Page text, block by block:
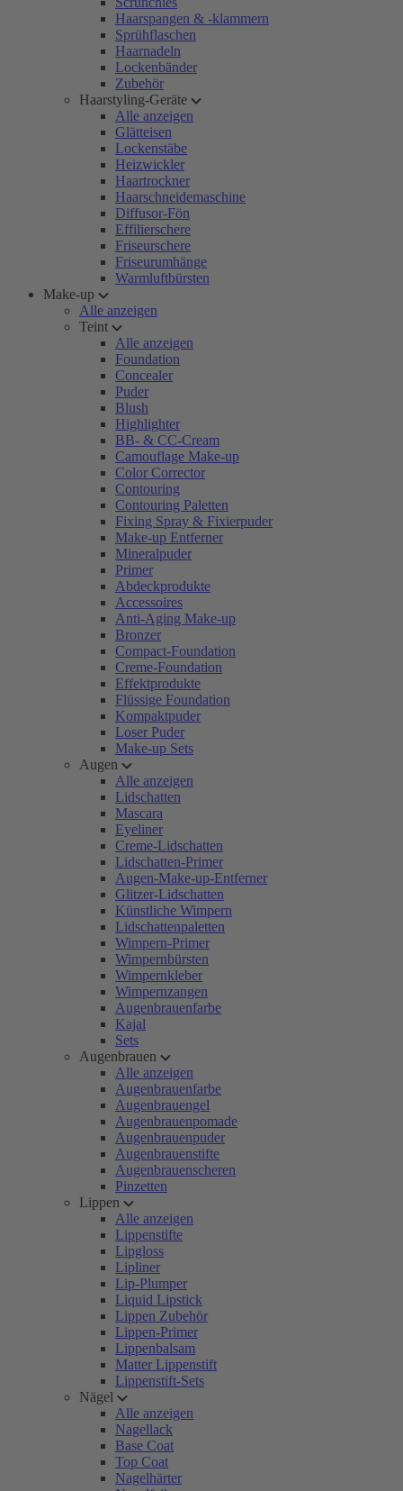
Haarspangen & -klammern
Sprühflaschen
Haarnadeln
Lockenbänder
Zubehör
Haarstyling-Geräte
Alle anzeigen
Glätteisen
Lockenstäbe
Heizwickler
Haartrockner
Haarschneidemaschine
Diffusor-Fön
Effilierschere
Friseurschere
Friseurumhänge
Warmluftbürsten
Make-up
Alle anzeigen
Teint
Alle anzeigen
Foundation
Concealer
Puder
Blush
Highlighter
BB- & CC-Cream
Camouflage Make-up
Color Corrector
Contouring
Contouring Paletten
Fixing Spray & Fixierpuder
Make-up Entferner
Mineralpuder
Primer
Abdeckprodukte
Accessoires
Anti-Aging Make-up
Bronzer
Compact-Foundation
Creme-Foundation
Effektprodukte
Flüssige Foundation
Kompaktpuder
Loser Puder
Make-up Sets
Augen
Alle anzeigen
Lidschatten
Mascara
Eyeliner
Creme-Lidschatten
Lidschatten-Primer
Augen-Make-up-Entferner
Glitzer-Lidschatten
Künstliche Wimpern
Lidschattenpaletten
Wimpern-Primer
Wimpernbürsten
Wimpernkleber
Wimpernzangen
Augenbrauenfarbe
Kajal
Sets
Augenbrauen
Alle anzeigen
Augenbrauenfarbe
Augenbrauengel
Augenbrauenpomade
Augenbrauenpuder
Augenbrauenstifte
Augenbrauenscheren
Pinzetten
Lippen
Alle anzeigen
Lippenstifte
Lipgloss
Lipliner
Lip-Plumper
Liquid Lipstick
Lippen Zubehör
Lippen-Primer
Lippenbalsam
Matter Lippenstift
Lippenstift-Sets
Nägel
Alle anzeigen
Nagellack
Base Coat
Top Coat
Nagelhärter